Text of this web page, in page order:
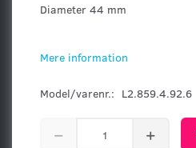
Diameter 44 mm
Mere information
Model/varenr.: L2.859.4.92.6